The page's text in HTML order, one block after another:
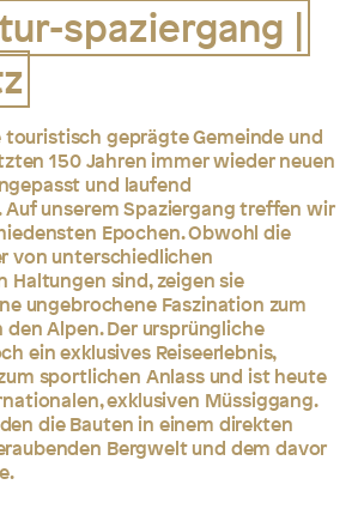
spaziergang |
geprägte Gemeinde und
150 Jahren immer wieder neuen
und laufend
unserem Spaziergang treffen wir
Epochen. Obwohl die
von unterschiedlichen
sind, zeigen sie
ungebrochene Faszination zum
Alpen. Der ursprüngliche
ein exklusives Reiseerlebnis,
sportlichen Anlass und ist heute
exklusiven Müssiggang.
die Bauten in einem direkten
Bergwelt und dem davor